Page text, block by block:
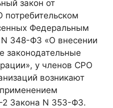
закон от
потребительском
Федеральным
348-ФЗ «О внесении
законодательные
у членов СРО
возникают
2 Закона N 353-ФЗ.